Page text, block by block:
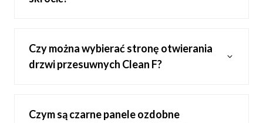
Czy można wybierać stronę otwierania
drzwi przesuwnych Clean F?
Czym są czarne panele ozdobne